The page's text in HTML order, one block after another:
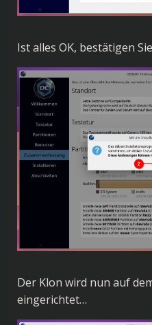
Ist alles OK, bestätigen
Der Klon wird nun auf
eingerichtet…